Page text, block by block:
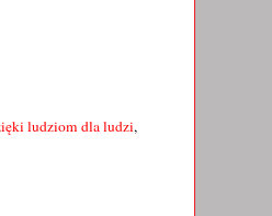
ludziom dla ludzi,